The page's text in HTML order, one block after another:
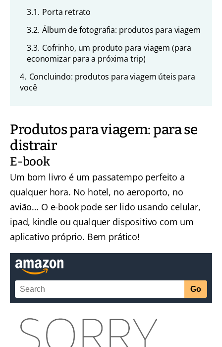
3.1. Porta retrato
3.2. Álbum de fotografia: produtos para viagem
3.3. Cofrinho, um produto para viagem (para
economizar para a próxima trip)
4. Concluindo: produtos para viagem úteis para
você
Produtos para viagem: para se
distrair
E-book
Um bom livro é um passatempo perfeito a
qualquer hora. No hotel, no aeroporto, no
avião… O e-book pode ser lido usando celular,
ipad, kindle ou qualquer dispositivo com um
aplicativo próprio. Bem prático!